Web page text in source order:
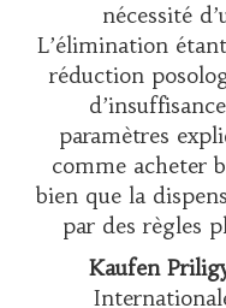
nécessité
L’élimination
réduction
paramètres
comme acheter
bien que la
par des règles
Kaufen